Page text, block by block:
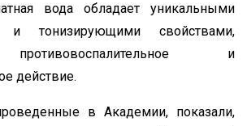
вода обладает уникальными
и тонизирующими свойствами,
и
действие.
в Академии, показали,